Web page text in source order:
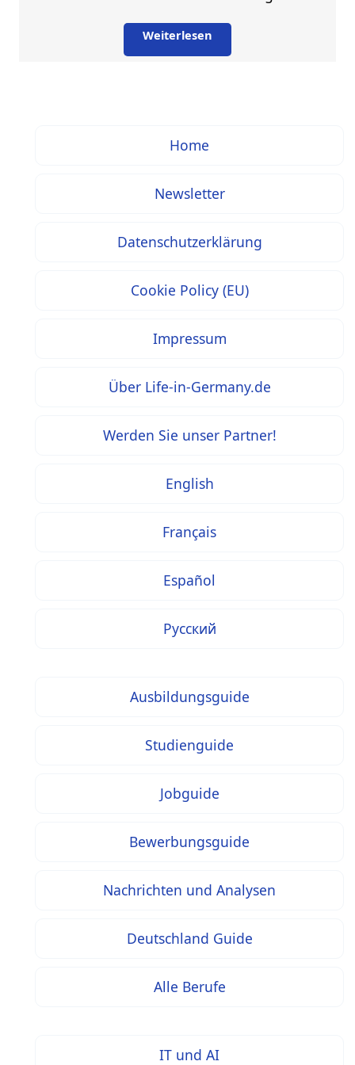
Weiterlesen
Home
Newsletter
Datenschutzerklärung
Cookie Policy (EU)
Impressum
Über Life-in-Germany.de
Werden Sie unser Partner!
English
Français
Español
Русский
Ausbildungsguide
Studienguide
Jobguide
Bewerbungsguide
Nachrichten und Analysen
Deutschland Guide
Alle Berufe
IT und AI